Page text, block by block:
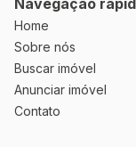
Navegação
Home
Sobre nós
Buscar imóvel
Anunciar imóvel
Contato